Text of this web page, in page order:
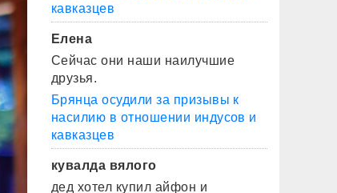
кавказцев
Елена
Сейчас они наши наилучшие
друзья.
Брянца осудили за призывы к
насилию в отношении индусов и
кавказцев
кувалда вялого
дед хотел купил айфон и